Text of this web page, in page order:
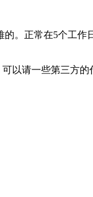
。正常在5个工作
以请一些第三方的